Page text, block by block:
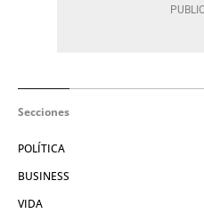
Secciones
POLÍTICA
BUSINESS
VIDA